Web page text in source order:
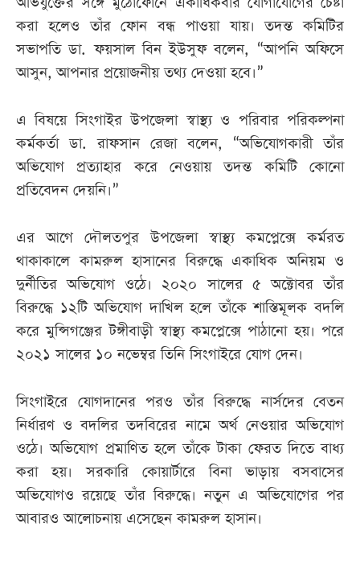
করা হলেও তাঁর ফোন বন্ধ পাওয়া যায়। তদন্ত কমিটির
সভাপতি ডা. ফয়সাল বিন ইউসুফ বলেন, “আপনি অফিসে
আসুন, আপনার প্রয়োজনীয় তথ্য দেওয়া হবে।”
এ বিষয়ে সিংগাইর উপজেলা স্বাস্থ্য ও পরিবার পরিকল্পনা
কর্মকর্তা ডা. রাফসান রেজা বলেন, “অভিযোগকারী তাঁর
অভিযোগ প্রত্যাহার করে নেওয়ায় তদন্ত কমিটি কোনো
প্রতিবেদন দেয়নি।”
এর আগে দৌলতপুর উপজেলা স্বাস্থ্য কমপ্লেক্সে কর্মরত
থাকাকালে কামরুল হাসানের বিরুদ্ধে একাধিক অনিয়ম ও
দুর্নীতির অভিযোগ ওঠে। ২০২০ সালের ৫ অক্টোবর তাঁর
বিরুদ্ধে ১২টি অভিযোগ দাখিল হলে তাঁকে শাস্তিমূলক বদলি
করে মুন্সিগঞ্জের টঙ্গীবাড়ী স্বাস্থ্য কমপ্লেক্সে পাঠানো হয়। পরে
২০২১ সালের ১০ নভেম্বর তিনি সিংগাইরে যোগ দেন।
সিংগাইরে যোগদানের পরও তাঁর বিরুদ্ধে নার্সদের বেতন
নির্ধারণ ও বদলির তদবিরের নামে অর্থ নেওয়ার অভিযোগ
ওঠে। অভিযোগ প্রমাণিত হলে তাঁকে টাকা ফেরত দিতে বাধ্য
করা হয়। সরকারি কোয়ার্টারে বিনা ভাড়ায় বসবাসের
অভিযোগও রয়েছে তাঁর বিরুদ্ধে। নতুন এ অভিযোগের পর
আবারও আলোচনায় এসেছেন কামরুল হাসান।